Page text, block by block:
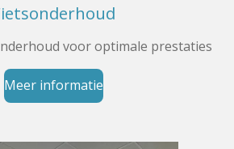
voor optimale prestaties
Meer informatie